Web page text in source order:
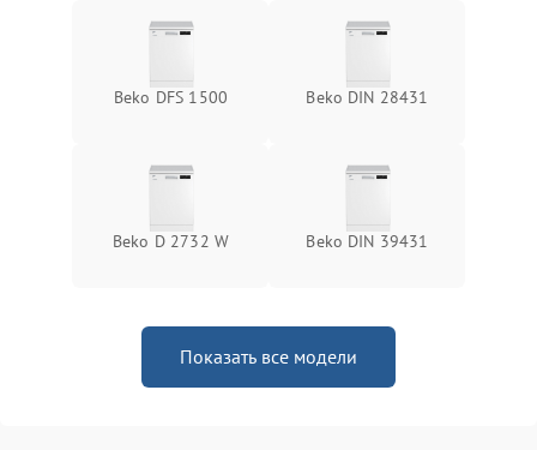
Beko DFS 1500 Beko DIN 28431
Beko D 2732 W Beko DIN 39431
Показать все модели